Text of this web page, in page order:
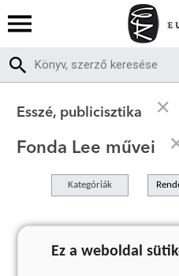
Esszé, publicisztika
Fonda Lee művei
Kategóriák
A keresett
Ez a weboldal